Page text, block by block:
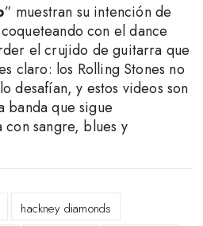
” muestran su intención de
con el dance
el crujido de guitarra que
claro: los Rolling Stones no
desafían, y estos videos son
banda que sigue
sangre, blues y
hackney diamonds